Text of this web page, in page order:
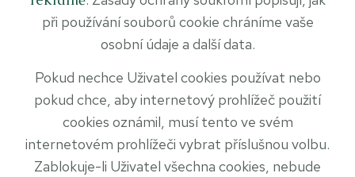
při používání souborů cookie chráníme vaše
osobní údaje a další data.
Pokud nechce Uživatel cookies používat nebo
pokud chce, aby internetový prohlížeč použití
cookies oznámil, musí tento ve svém
internetovém prohlížeči vybrat příslušnou volbu.
Zablokuje-li Uživatel všechna cookies, nebude